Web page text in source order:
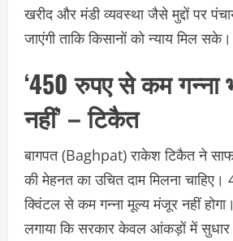
खरीद और मंडी व्यवस्था जैसे मुद्दों पर
जाएंगी ताकि किसानों को न्याय मिल सके।
‘450 रुपए से कम गन्ना
नहीं’ – टिकैत
बागपत (Baghpat) राकेश टिकैत ने साफ
की मेहनत का उचित दाम मिलना
क्विंटल से कम गन्ना मूल्य मंजूर नहीं
लगाया कि सरकार केवल आंकड़ों में सुधार